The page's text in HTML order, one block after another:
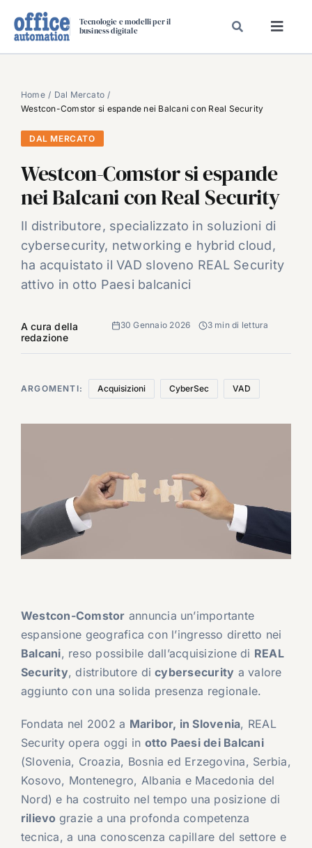
Tecnologie e modelli per il
business digitale
SPECIAL PAPER
TAVOLE ROTONDE DI REDAZIONE
DAL MERCATO
CARRIERE
VIDEO
EVENTI
CHI SIAMO
Home
Dal Mercato
Westcon-Comstor si espande nei Balcani con Real Security
DAL MERCATO
Westcon-Comstor si espande
nei Balcani con Real Security
Il distributore, specializzato in soluzioni di
cybersecurity, networking e hybrid cloud,
ha acquistato il VAD sloveno REAL Security
attivo in otto Paesi balcanici
A cura della
redazione
30 Gennaio 2026 3 min di lettura
ARGOMENTI: Acquisizioni CyberSec VAD
Westcon-Comstor annuncia un’importante
espansione geografica con l’ingresso diretto nei
Balcani, reso possibile dall’acquisizione di REAL
Security, distributore dicybersecurity a valore
aggiunto con una solida presenza regionale.
Fondata nel 2002 a Maribor, in Slovenia, REAL
Security opera oggi in otto Paesi dei Balcani
(Slovenia, Croazia, Bosnia ed Erzegovina, Serbia,
Kosovo, Montenegro, Albania e Macedonia del
Nord) e ha costruito nel tempo una posizione di
rilievo grazie a una profonda competenza
tecnica, a una conoscenza capillare del settore e